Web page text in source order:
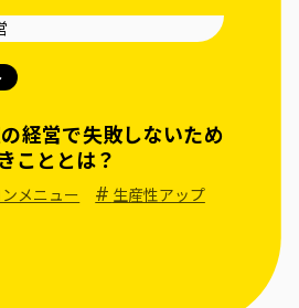
経営で失敗しないため
こととは？
メニュー # 生産性アップ